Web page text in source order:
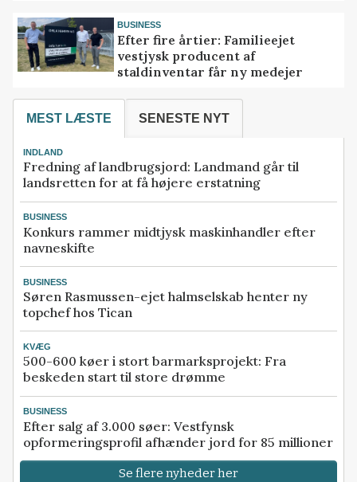
BUSINESS
Efter fire årtier: Familieejet
vestjysk producent af
staldinventar får ny medejer
MEST LÆSTE SENESTE NYT
INDLAND
Fredning af landbrugsjord: Landmand går til
landsretten for at få højere erstatning
BUSINESS
Konkurs rammer midtjysk maskinhandler efter
navneskifte
BUSINESS
Søren Rasmussen-ejet halmselskab henter ny
topchef hos Tican
KVÆG
500-600 køer i stort barmarksprojekt: Fra
beskeden start til store drømme
BUSINESS
Efter salg af 3.000 søer: Vestfynsk
opformeringsprofil afhænder jord for 85 millioner
Se flere nyheder her